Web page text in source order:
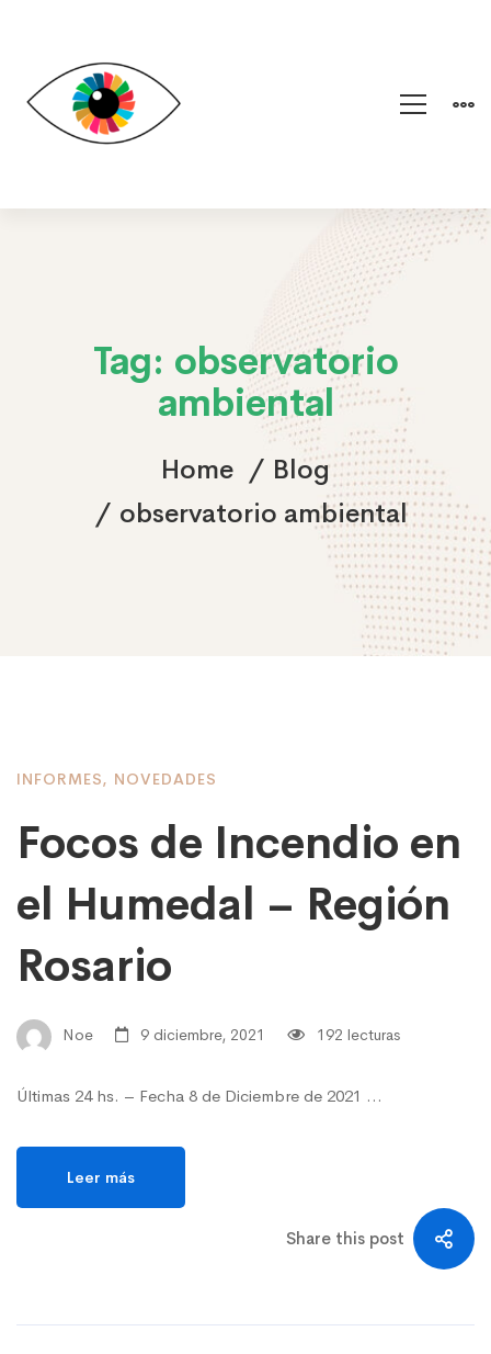
Tag: observatorio
ambiental
Home
Blog
observatorio ambiental
INFORMES, NOVEDADES
Focos de Incendio en
el Humedal – Región
Rosario
Noe 9 diciembre, 2021 192 lecturas
Últimas 24 hs. – Fecha 8 de Diciembre de 2021 …
Leer más
Share this post